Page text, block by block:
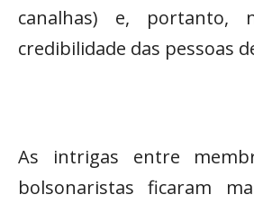
canalhas) e, portanto,
credibilidade das pessoas
As intrigas entre
bolsonaristas ficaram